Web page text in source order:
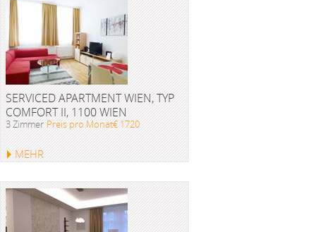
SERVICED APARTMENT WIEN, TYP
COMFORT II, 1100 WIEN
3 Zimmer Preis pro Monat€ 1720
MEHR